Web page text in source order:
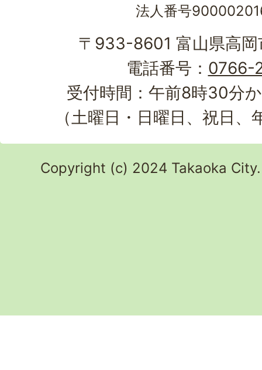
法人番号
〒933-8601 富山県高
電話番号： 0766-
受付時間：午前8時30分
（土曜日・日曜日、祝日
Copyright (c) 2024 Takaoka